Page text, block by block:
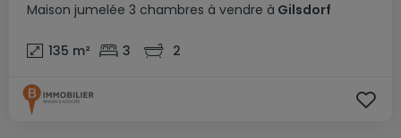
Maison jumelée 3 chambres à vendre à Gilsdorf
135 m² 3 2